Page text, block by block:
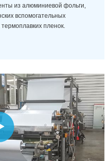
из алюминиевой фольги,
вспомогательных
пленок.